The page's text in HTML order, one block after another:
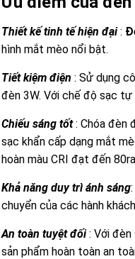
Thiết kế tinh tế hiện đại:
hình mắt mèo nổi bật.
Tiết kiệm điện : Sử dụng
đèn 3W. Với chế độ sạc
Chiếu sáng tốt: Chóa đèn
sạc khẩn cấp dạng mắt
hoàn màu CRI đạt đến
Khả năng duy trì ánh sáng
chuyển của các hành
An toàn tuyệt đối: Với đèn
sản phẩm hoàn toàn an